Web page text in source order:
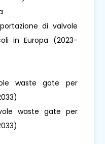
di valvole
in Europa (2023-
waste gate per
waste gate per